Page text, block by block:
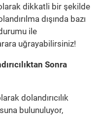
dikkatli bir şekilde
dışında bazı
ile
uğrayabilirsiniz!
Sonra
dolandırıcılık
bulunuluyor,